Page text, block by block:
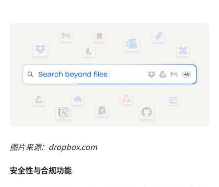
图片来源：dropbox.com
安全性与合规功能